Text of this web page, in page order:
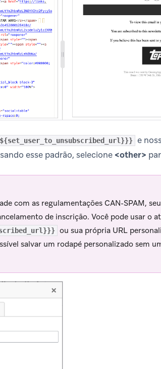
e
esse padrão, selecione <other>
com as regulamentações CAN-SPAM,
de inscrição. Você pode usar o
ou sua própria URL
salvar um rodapé personalizado sem